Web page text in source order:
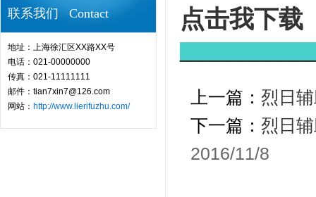
联系我们 Contact
地址：上海徐汇区XX路XX号
电话：021-00000000
传真：021-11111111
邮件：tian7xin7@126.com
网站： http://www.lierifuzhu.com/
点击我下载
上一篇： 烈日
下一篇： 烈日
2016/11/8